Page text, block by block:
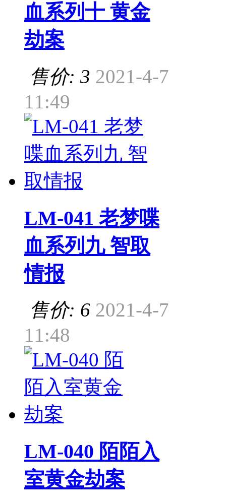
血系列十 黄金
劫案
售价: 3 2021-4-7
11:49
LM-041 老梦喋
血系列九 智取
情报
售价: 6 2021-4-7
11:48
LM-040 陌陌入
室黄金劫案